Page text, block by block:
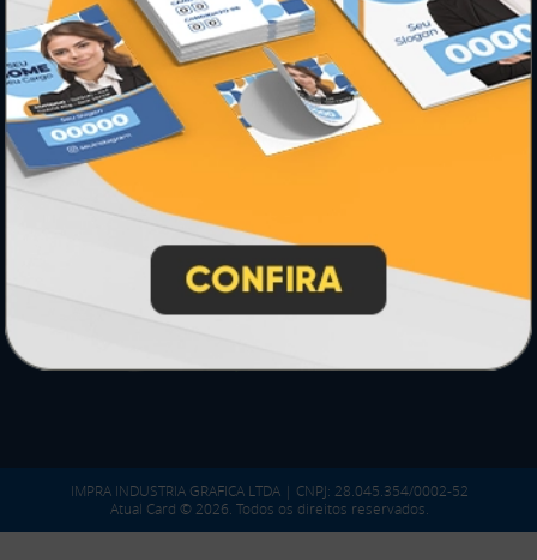
*** Nota fiscal sujeita a emissão de acordo com prestador de
serviço, conforme legislação pertinente.
PARTICIPE
SEGURANÇA
IMPRA INDUSTRIA GRAFICA LTDA | CNPJ: 28.045.354/0002-52
Atual Card © 2026. Todos os direitos reservados.